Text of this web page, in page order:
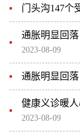
门头沟147个
通胀明显回
2023-08-09
通胀明显回
健康义诊暖
2023-08-09